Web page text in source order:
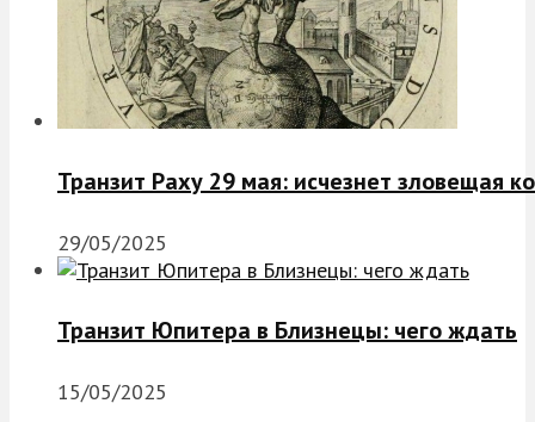
Транзит Раху 29 мая: исчезнет зловещая
29/05/2025
Транзит Юпитера в Близнецы: чего ждать
15/05/2025